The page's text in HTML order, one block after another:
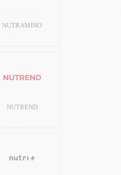
NUTRAMINO
NUTREND